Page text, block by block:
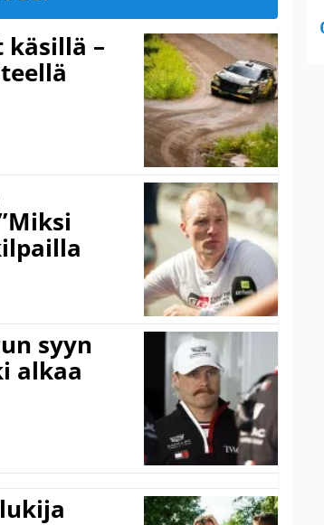
käsillä –
syyn
alkaa